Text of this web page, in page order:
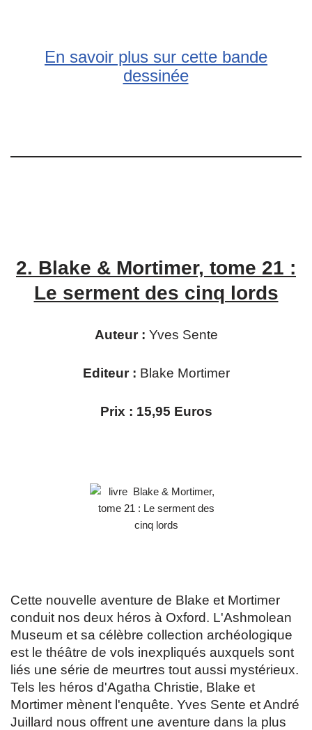
En savoir plus sur cette bande
dessinée
2. Blake & Mortimer, tome 21 :
Le serment des cinq lords
Auteur : Yves Sente
Editeur : Blake Mortimer
Prix : 15,95 Euros
Cette nouvelle aventure de Blake et Mortimer
conduit nos deux héros à Oxford. L'Ashmolean
Museum et sa célèbre collection archéologique
est le théâtre de vols inexpliqués auxquels sont
liés une série de meurtres tout aussi mystérieux.
Tels les héros d'Agatha Christie, Blake et
Mortimer mènent l'enquête. Yves Sente et André
Juillard nous offrent une aventure dans la plus